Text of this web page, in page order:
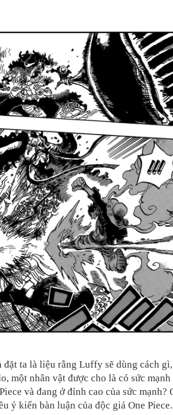
đặt ta là liệu rằng Luffy sẽ dùng cách
một nhân vật được cho là có sức mạnh
và đang ở đỉnh cao của sức mạnh?
ý kiến bàn luận của độc giả One Piece.